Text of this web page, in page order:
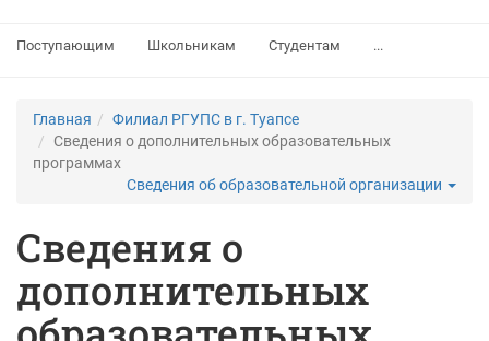
Поступающим Школьникам Студентам ...
Главная
Филиал РГУПС в г. Туапсе
Сведения о дополнительных образовательных
программах
Сведения об образовательной организации
Сведения о
дополнительных